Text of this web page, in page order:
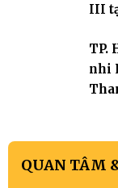
III
TP.
nhi
QUAN TÂM